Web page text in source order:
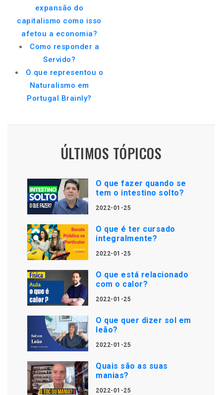
expansão do
capitalismo como isso
afetou a economia?
Como responder a
Servido?
O que representou o
Naturalismo em
Portugal Brainly?
ÚLTIMOS TÓPICOS
O que fazer quando se
tem o intestino solto?
2022-01-25
O que é ter cursado
integralmente?
2022-01-25
O que está relacionado
com o calor?
2022-01-25
O que quer dizer sol em
leão?
2022-01-25
Quais são as suas
manias?
2022-01-25